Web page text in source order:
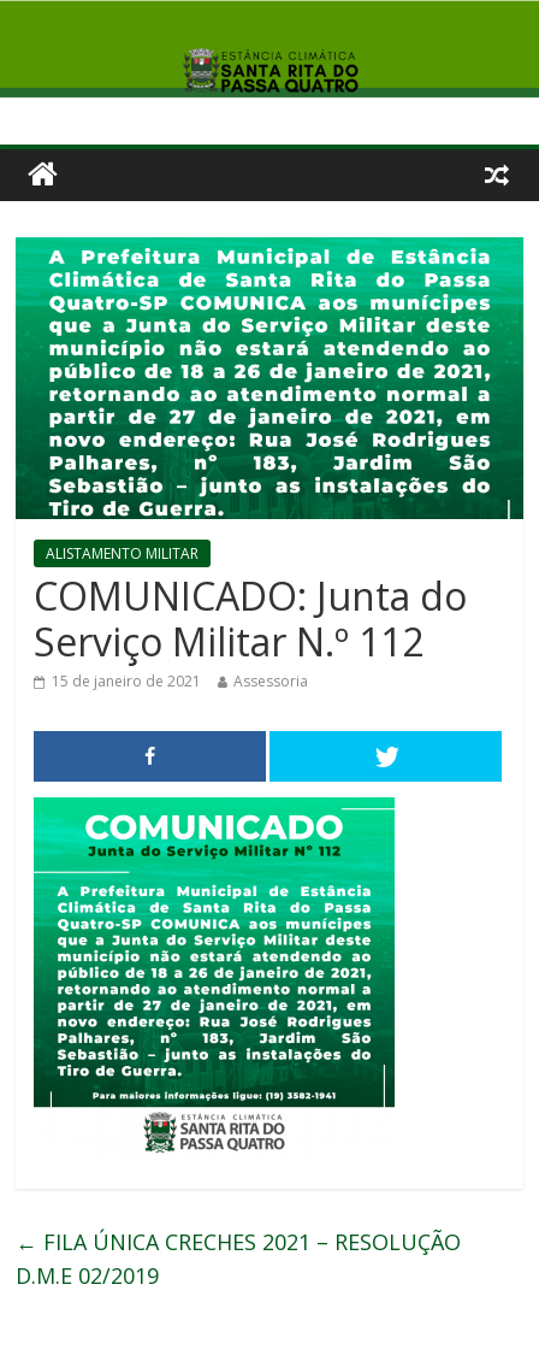
ALISTAMENTO MILITAR
COMUNICADO: Junta do
Serviço Militar N.º 112
15 de janeiro de 2021 Assessoria
← FILA ÚNICA CRECHES 2021 – RESOLUÇÃO
D.M.E 02/2019